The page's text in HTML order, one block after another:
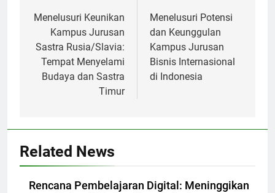
navigation
Menelusuri Keunikan
Kampus Jurusan
Sastra Rusia/Slavia:
Tempat Menyelami
Budaya dan Sastra
Timur
Menelusuri Potensi
dan Keunggulan
Kampus Jurusan
Bisnis Internasional
di Indonesia
Related News
Rencana Pembelajaran Digital: Meninggikan